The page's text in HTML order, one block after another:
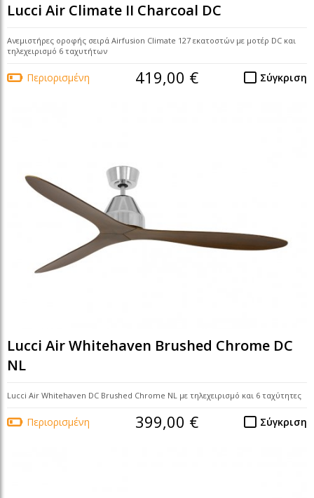
Lucci Air Climate II Charcoal DC
Ανεμιστήρες οροφής σειρά Airfusion Climate 127 εκατοστών με μοτέρ DC και
τηλεχειρισμό 6 ταχυτήτων
Περιορισμένη Σύγκριση
419,00 €
Lucci Air Whitehaven Brushed Chrome DC
NL
Lucci Air Whitehaven DC Brushed Chrome NL με τηλεχειρισμό και 6 ταχύτητες
Περιορισμένη Σύγκριση
399,00 €